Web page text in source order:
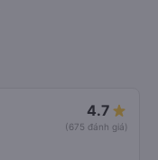
4.7
(675 đánh giá)